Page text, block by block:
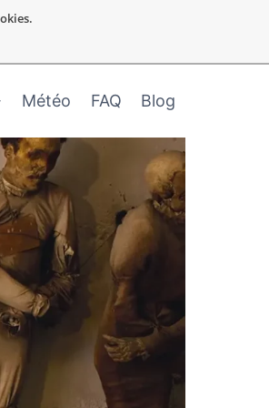
Météo FAQ Blog